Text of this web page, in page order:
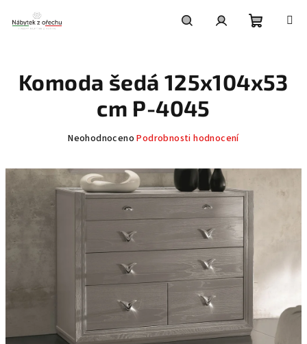
obsah
košík
Komoda šedá 125x104x53
cm P-4045
Průměrné
produktu
je
0,0
Neohodnoceno Podrobnosti hodnocení